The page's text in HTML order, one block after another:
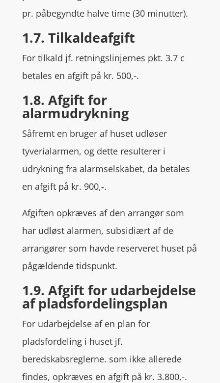
pr. påbegyndte halve time (30 minutter).
1.7. Tilkaldeafgift
For tilkald jf. retningslinjernes pkt. 3.7 c
betales en afgift på kr. 500,-.
1.8. Afgift for
alarmudrykning
Såfremt en bruger af huset udløser
tyverialarmen, og dette resulterer i
udrykning fra alarmselskabet, da betales
en afgift på kr. 900,-.
Afgiften opkræves af den arrangør som
har udløst alarmen, subsidiært af de
arrangører som havde reserveret huset på
pågældende tidspunkt.
1.9. Afgift for udarbejdelse
af pladsfordelingsplan
For udarbejdelse af en plan for
pladsfordeling i huset jf.
beredskabsreglerne. som ikke allerede
findes, opkræves en afgift på kr. 3.800,-.